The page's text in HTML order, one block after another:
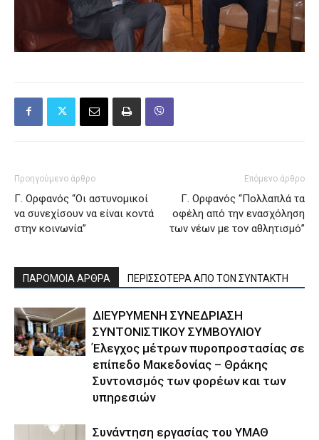
Προηγούμενο άρθρο
Γ. Ορφανός “Οι αστυνομικοί
να συνεχίσουν να είναι κοντά
στην κοινωνία”
Επόμενο άρθρο
Γ. Ορφανός “Πολλαπλά τα
οφέλη από την ενασχόληση
των νέων με τον αθλητισμό”
ΠΑΡΟΜΟΙΑ ΑΡΘΡΑ ΠΕΡΙΣΣΟΤΕΡΑ ΑΠΟ ΤΟΝ ΣΥΝΤΑΚΤΗ
ΔΙΕΥΡΥΜΕΝΗ ΣΥΝΕΔΡΙΑΣΗ
ΣΥΝΤΟΝΙΣΤΙΚΟΥ ΣΥΜΒΟΥΛΙΟΥ
Έλεγχος μέτρων πυροπροστασίας σε
επίπεδο Μακεδονίας – Θράκης
Συντονισμός των φορέων και των
υπηρεσιών
Συνάντηση εργασίας του ΥΜΑΘ